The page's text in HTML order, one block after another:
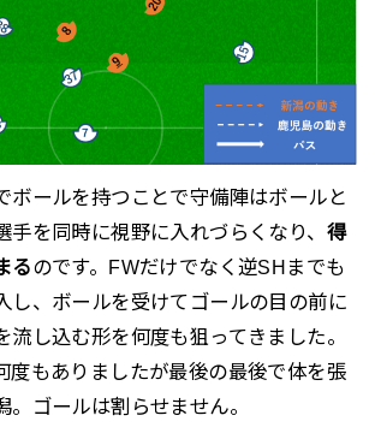
ボールを持つことで守備陣はボールと
手を同時に視野に入れづらくなり、 得
るのです。FWだけでなく逆SHまでも
し、ボールを受けてゴールの目の前に
流し込む形を何度も狙ってきました。
度もありましたが最後の最後で体を張
。ゴールは割らせません。